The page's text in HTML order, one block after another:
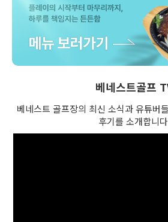
베네스트골프
베네스트 골프장의 최신 소식과 유튜버
후기를 소개합니